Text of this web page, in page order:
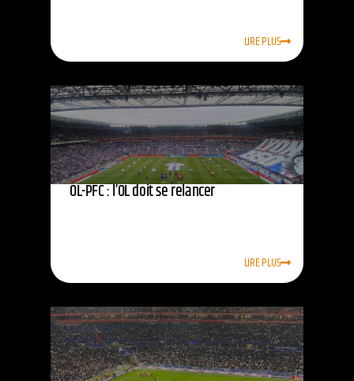
LIRE PLUS
OL-PFC : l’OL doit se relancer
LIRE PLUS